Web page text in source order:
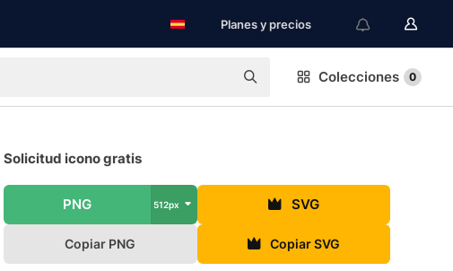
Planes y precios
Colecciones 0
Solicitud icono gratis
PNG 512px SVG
Copiar PNG Copiar SVG